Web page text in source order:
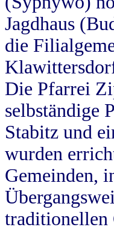
Jagdhaus
die
Die Pfarrei
selbständige
Stabitz und
wurden
Gemeinden,
traditionellen